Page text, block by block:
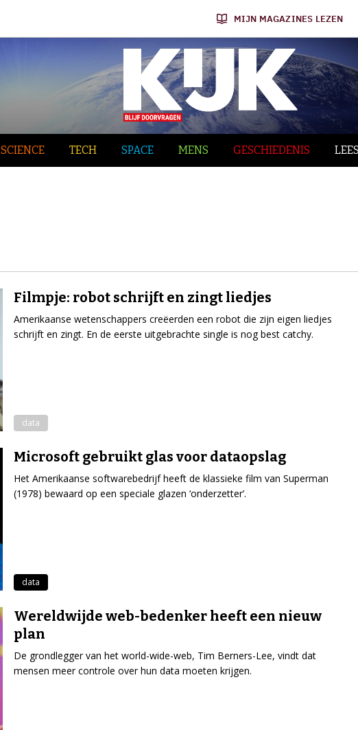
MIJN MAGAZINES LEZEN
SCIENCE TECH SPACE MENS GESCHIEDENIS
Filmpje: robot schrijft en zingt liedjes
Amerikaanse wetenschappers creëerden een robot die zijn eigen liedjes
schrijft en zingt. En de eerste uitgebrachte single is nog best catchy.
data
Microsoft gebruikt glas voor dataopslag
Het Amerikaanse softwarebedrijf heeft de klassieke film van Superman
(1978) bewaard op een speciale glazen ‘onderzetter’.
data
Wereldwijde web-bedenker heeft een nieuw
plan
De grondlegger van het world-wide-web, Tim Berners-Lee, vindt dat
mensen meer controle over hun data moeten krijgen.